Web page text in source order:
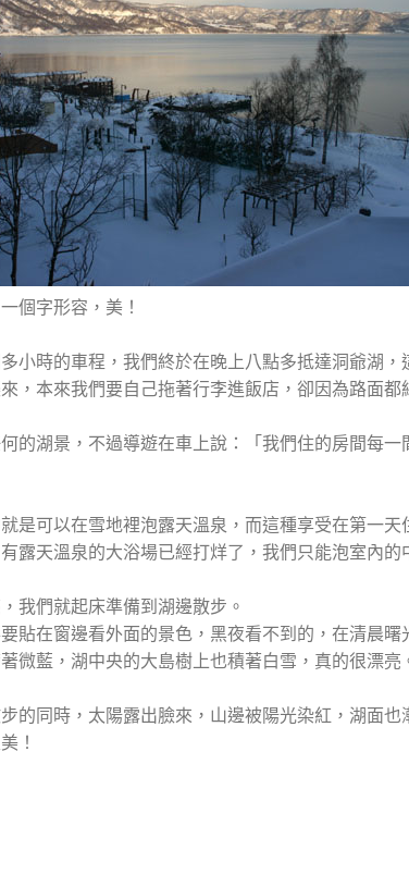
個字形容，美！
小時的車程，我們終於在晚上八點多抵達洞爺湖
，本來我們要自己拖著行李進飯店，卻因為路面
的湖景，不過導遊在車上說：「我們住的房間每
是可以在雪地裡泡露天溫泉，而這種享受在第一
露天溫泉的大浴場已經打烊了，我們只能泡室內
我們就起床準備到湖邊散步。
貼在窗邊看外面的景色，黑夜看不到的，在清晨
微藍，湖中央的大島樹上也積著白雪，真的很漂亮
的同時，太陽露出臉來，山邊被陽光染紅，湖面也
！